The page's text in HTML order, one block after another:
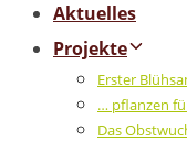
Aktuelles
Projekte
Erster
… pflanzen
Das